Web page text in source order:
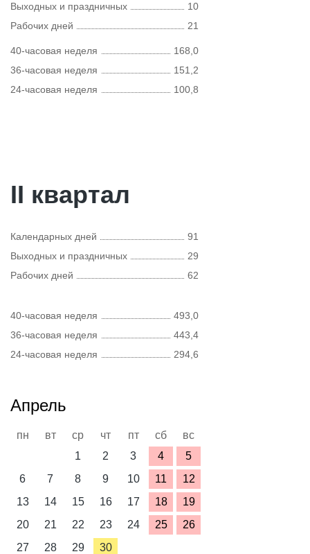
Выходных и праздничных
10
Рабочих дней
21
40-часовая неделя
168,0
36-часовая неделя
151,2
24-часовая неделя
100,8
II квартал
Календарных дней
91
Выходных и праздничных
29
Рабочих дней
62
40-часовая неделя
493,0
36-часовая неделя
443,4
24-часовая неделя
294,6
Апрель
пн вт ср чт пт сб
вс
1
2 3 4
5
6
7 8 9 10 11
12
13
14 15 16 17 18
19
20
21 22 23 24 25
26
27
28 29 30